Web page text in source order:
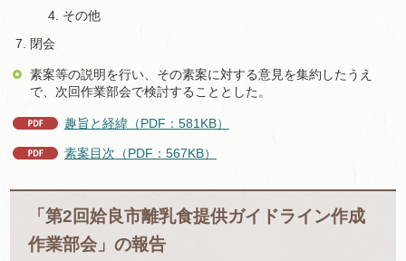
その他
閉会
素案等の説明を行い、その素案に対する意見を集約したうえ
で、次回作業部会で検討することとした。
趣旨と経緯（PDF：581KB）
素案目次（PDF：567KB）
「第2回姶良市離乳食提供ガイドライン作成
作業部会」の報告